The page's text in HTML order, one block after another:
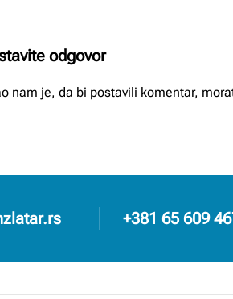
odgovor
nam je, da bi postavili komentar,
+381 65 609